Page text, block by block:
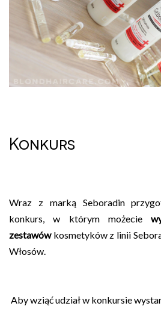
Konkurs
Wraz z marką Seboradin
konkurs, w którym możecie
zestawów kosmetyków z linii
Włosów.
Aby wziąć udział w konkursie